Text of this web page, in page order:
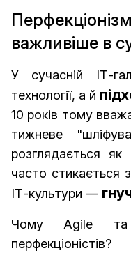
важливіше в
У сучасній ІТ-
технології, а й
10 років тому
тижневе
розглядається як
часто стикається
ІТ-культури —
Чому Agile та
перфекціоністів?